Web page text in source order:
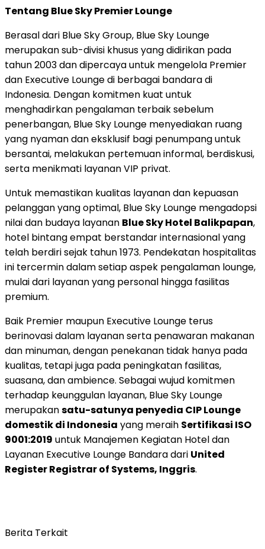
Tentang Blue Sky Premier Lounge
Berasal dari Blue Sky Group, Blue Sky Lounge
merupakan sub-divisi khusus yang didirikan pada
tahun 2003 dan dipercaya untuk mengelola Premier
dan Executive Lounge di berbagai bandara di
Indonesia. Dengan komitmen kuat untuk
menghadirkan pengalaman terbaik sebelum
penerbangan, Blue Sky Lounge menyediakan ruang
yang nyaman dan eksklusif bagi penumpang untuk
bersantai, melakukan pertemuan informal, berdiskusi,
serta menikmati layanan VIP privat.
Untuk memastikan kualitas layanan dan kepuasan
pelanggan yang optimal, Blue Sky Lounge mengadopsi
nilai dan budaya layanan Blue Sky Hotel Balikpapan,
hotel bintang empat berstandar internasional yang
telah berdiri sejak tahun 1973. Pendekatan hospitalitas
ini tercermin dalam setiap aspek pengalaman lounge,
mulai dari layanan yang personal hingga fasilitas
premium.
Baik Premier maupun Executive Lounge terus
berinovasi dalam layanan serta penawaran makanan
dan minuman, dengan penekanan tidak hanya pada
kualitas, tetapi juga pada peningkatan fasilitas,
suasana, dan ambience. Sebagai wujud komitmen
terhadap keunggulan layanan, Blue Sky Lounge
merupakansatu-satunya penyedia CIP Lounge
domestik di Indonesia yang meraih Sertifikasi ISO
9001:2019 untuk Manajemen Kegiatan Hotel dan
Layanan Executive Lounge Bandara dari United
Register Registrar of Systems, Inggris.
Berita Terkait